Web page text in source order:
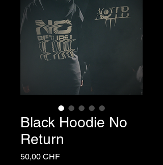
Black Hoodie No
Return
50,00 CHFPreis